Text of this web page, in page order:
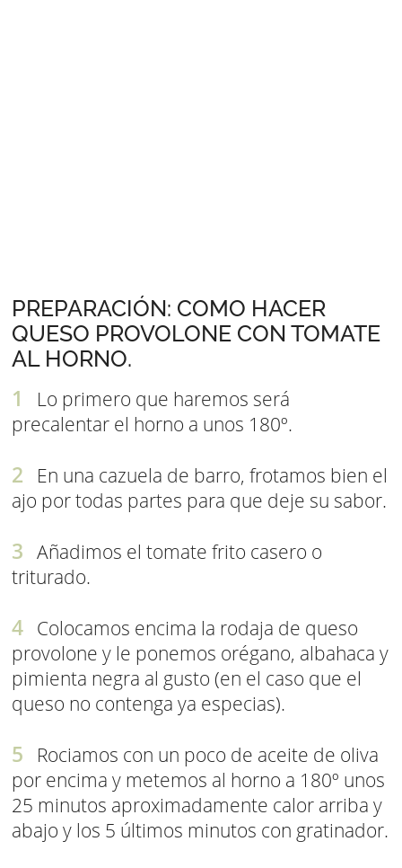
PREPARACIÓN: COMO HACER
QUESO PROVOLONE CON TOMATE
AL HORNO.
Lo primero que haremos será
precalentar el horno a unos 180º.
En una cazuela de barro, frotamos bien el
ajo por todas partes para que deje su sabor.
Añadimos el tomate frito casero o
triturado.
Colocamos encima la rodaja de queso
provolone y le ponemos orégano, albahaca y
pimienta negra al gusto (en el caso que el
queso no contenga ya especias).
Rociamos con un poco de aceite de oliva
por encima y metemos al horno a 180º unos
25 minutos aproximadamente calor arriba y
abajo y los 5 últimos minutos con gratinador.